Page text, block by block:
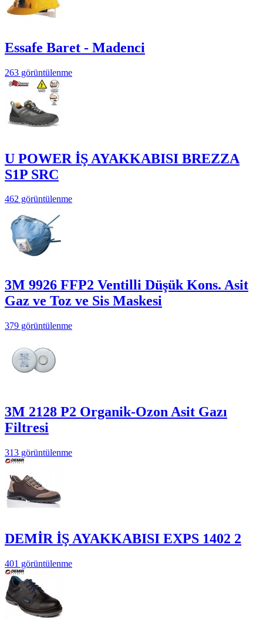
Essafe Baret - Madenci
263 görüntülenme
U POWER İŞ AYAKKABISI BREZZA
S1P SRC
462 görüntülenme
3M 9926 FFP2 Ventilli Düşük Kons. Asit
Gaz ve Toz ve Sis Maskesi
379 görüntülenme
3M 2128 P2 Organik-Ozon Asit Gazı
Filtresi
313 görüntülenme
DEMİR İŞ AYAKKABISI EXPS 1402 2
401 görüntülenme